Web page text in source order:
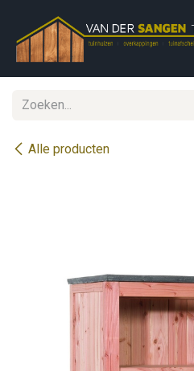
Alle producten